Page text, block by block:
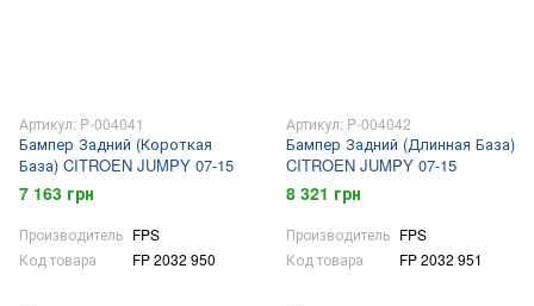
Артикул: P-004041
Бампер Задний (Короткая
База) CITROEN JUMPY 07-15
7 163 грн
Производитель FPS
Код товара
FP 2032 950
Артикул: P-004042
Бампер Задний (Длинная База)
CITROEN JUMPY 07-15
8 321 грн
Производитель FPS
Код товара
FP 2032 951